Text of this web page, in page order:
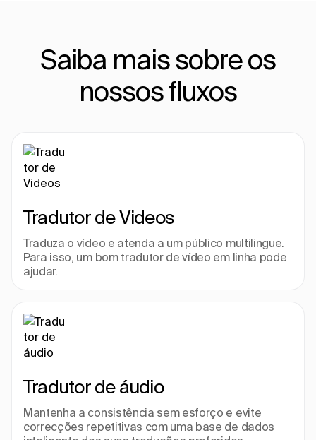
Saiba mais sobre os
nossos fluxos
Tradutor de Videos
Traduza o vídeo e atenda a um público multilingue.
Para isso, um bom tradutor de vídeo em linha pode
ajudar.
Tradutor de áudio
Mantenha a consistência sem esforço e evite
correcções repetitivas com uma base de dados